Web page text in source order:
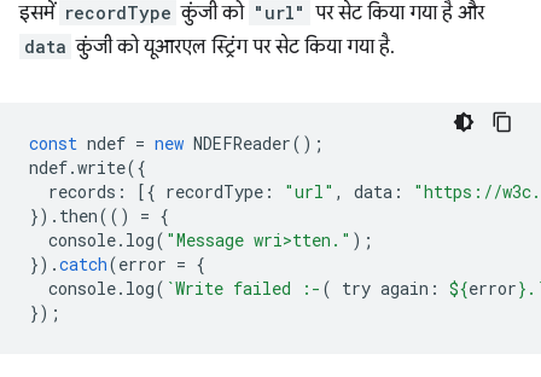
इसमें recordType कुंजी को "url" पर सेट किया गया है और
data कुंजी को यूआरएल स्ट्रिंग पर सेट किया गया है.
const ndef = new NDEFReader();
ndef.write({
records : [{ recordType : "url" , data :
"https://
}). then(() = {
console. log( "Message wri>tten." );
}).catch(error = {
console. log( `Write failed :- ( try again: ${error}
});